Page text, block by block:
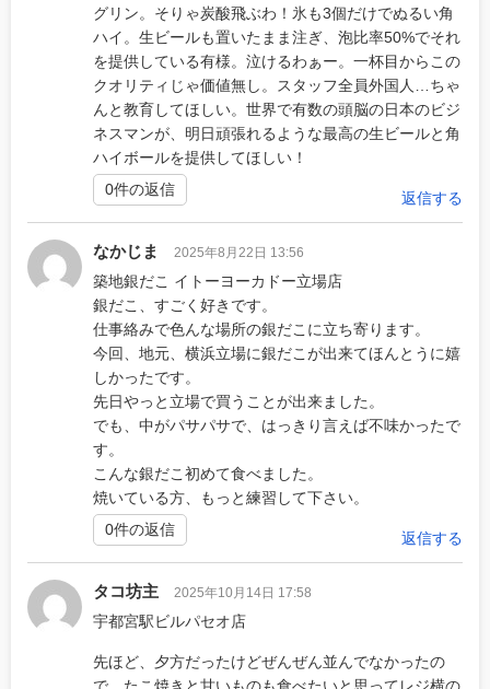
グリン。そりゃ炭酸飛ぶわ！氷も3個だけでぬるい角
ハイ。生ビールも置いたまま注ぎ、泡比率50%でそれ
を提供している有様。泣けるわぁー。一杯目からこの
クオリティじゃ価値無し。スタッフ全員外国人…ちゃ
んと教育してほしい。世界で有数の頭脳の日本のビジ
ネスマンが、明日頑張れるような最高の生ビールと角
ハイボールを提供してほしい！
返信する
0件の返信
なかじま 2025年8月22日 13:56
築地銀だこ イトーヨーカドー立場店
銀だこ、すごく好きです。
仕事絡みで色んな場所の銀だこに立ち寄ります。
今回、地元、横浜立場に銀だこが出来てほんとうに嬉
しかったです。
先日やっと立場で買うことが出来ました。
でも、中がパサパサで、はっきり言えば不味かったで
す。
こんな銀だこ初めて食べました。
焼いている方、もっと練習して下さい。
返信する
0件の返信
タコ坊主 2025年10月14日 17:58
宇都宮駅ビルパセオ店
先ほど、夕方だったけどぜんぜん並んでなかったの